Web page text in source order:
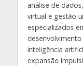
análise de
virtual e gestão
especializados
inteligência
expansão